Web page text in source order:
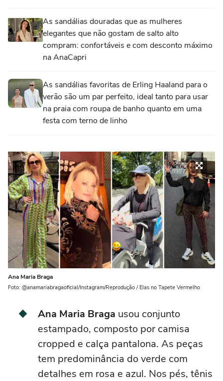
As sandálias douradas que as mulheres
elegantes que não gostam de salto alto
compram: confortáveis e com desconto máximo
na AnaCapri
As sandálias favoritas de Erling Haaland para o
verão são um par perfeito, ideal tanto para usar
na praia com roupa de banho quanto em uma
festa com terno de linho
Ana Maria Braga
Foto: @anamariabragaoficial/Instagram/Reprodução / Elas no Tapete Vermelho
Ana Maria Braga usou conjunto
estampado, composto por camisa
cropped e calça pantalona. As peças
tem predominância do verde com
detalhes em rosa e azul. Nos pés, tênis